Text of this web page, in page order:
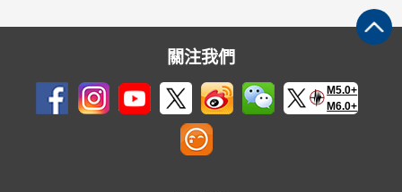
關注我們
M5.0+
M6.0+